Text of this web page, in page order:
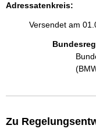
Adressatenkreis:
Versendet am
Zu